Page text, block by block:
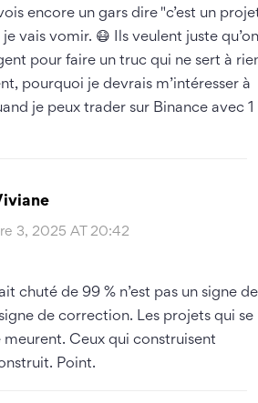
encore un gars dire "c’est un
vais vomir. 😷 Ils veulent juste qu’on
pour faire un truc qui ne sert à
pourquoi je devrais m’intéresser à
je peux trader sur Binance avec 1
3, 2025 AT 20:42
chuté de 99 % n’est pas un signe de
signe de correction. Les projets qui se
meurent. Ceux qui construisent
Point.